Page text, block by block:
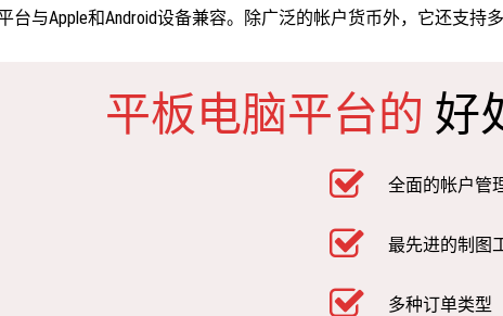
与Apple和Android设备兼容。除广泛的帐户货币外，它还支持多
平板电脑平台的 好
全面的帐户管
最先进的制图
多种订单类型